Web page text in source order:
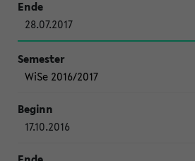
28.07.2017
WiSe 2016/2017
17.10.2016